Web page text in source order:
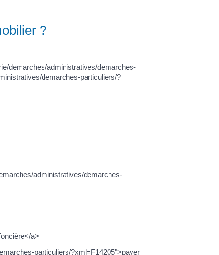
?
demarches/administratives/demarches-
demarches-particuliers/?
administratives/demarches-
a>
particuliers/?xml=F14205">payer